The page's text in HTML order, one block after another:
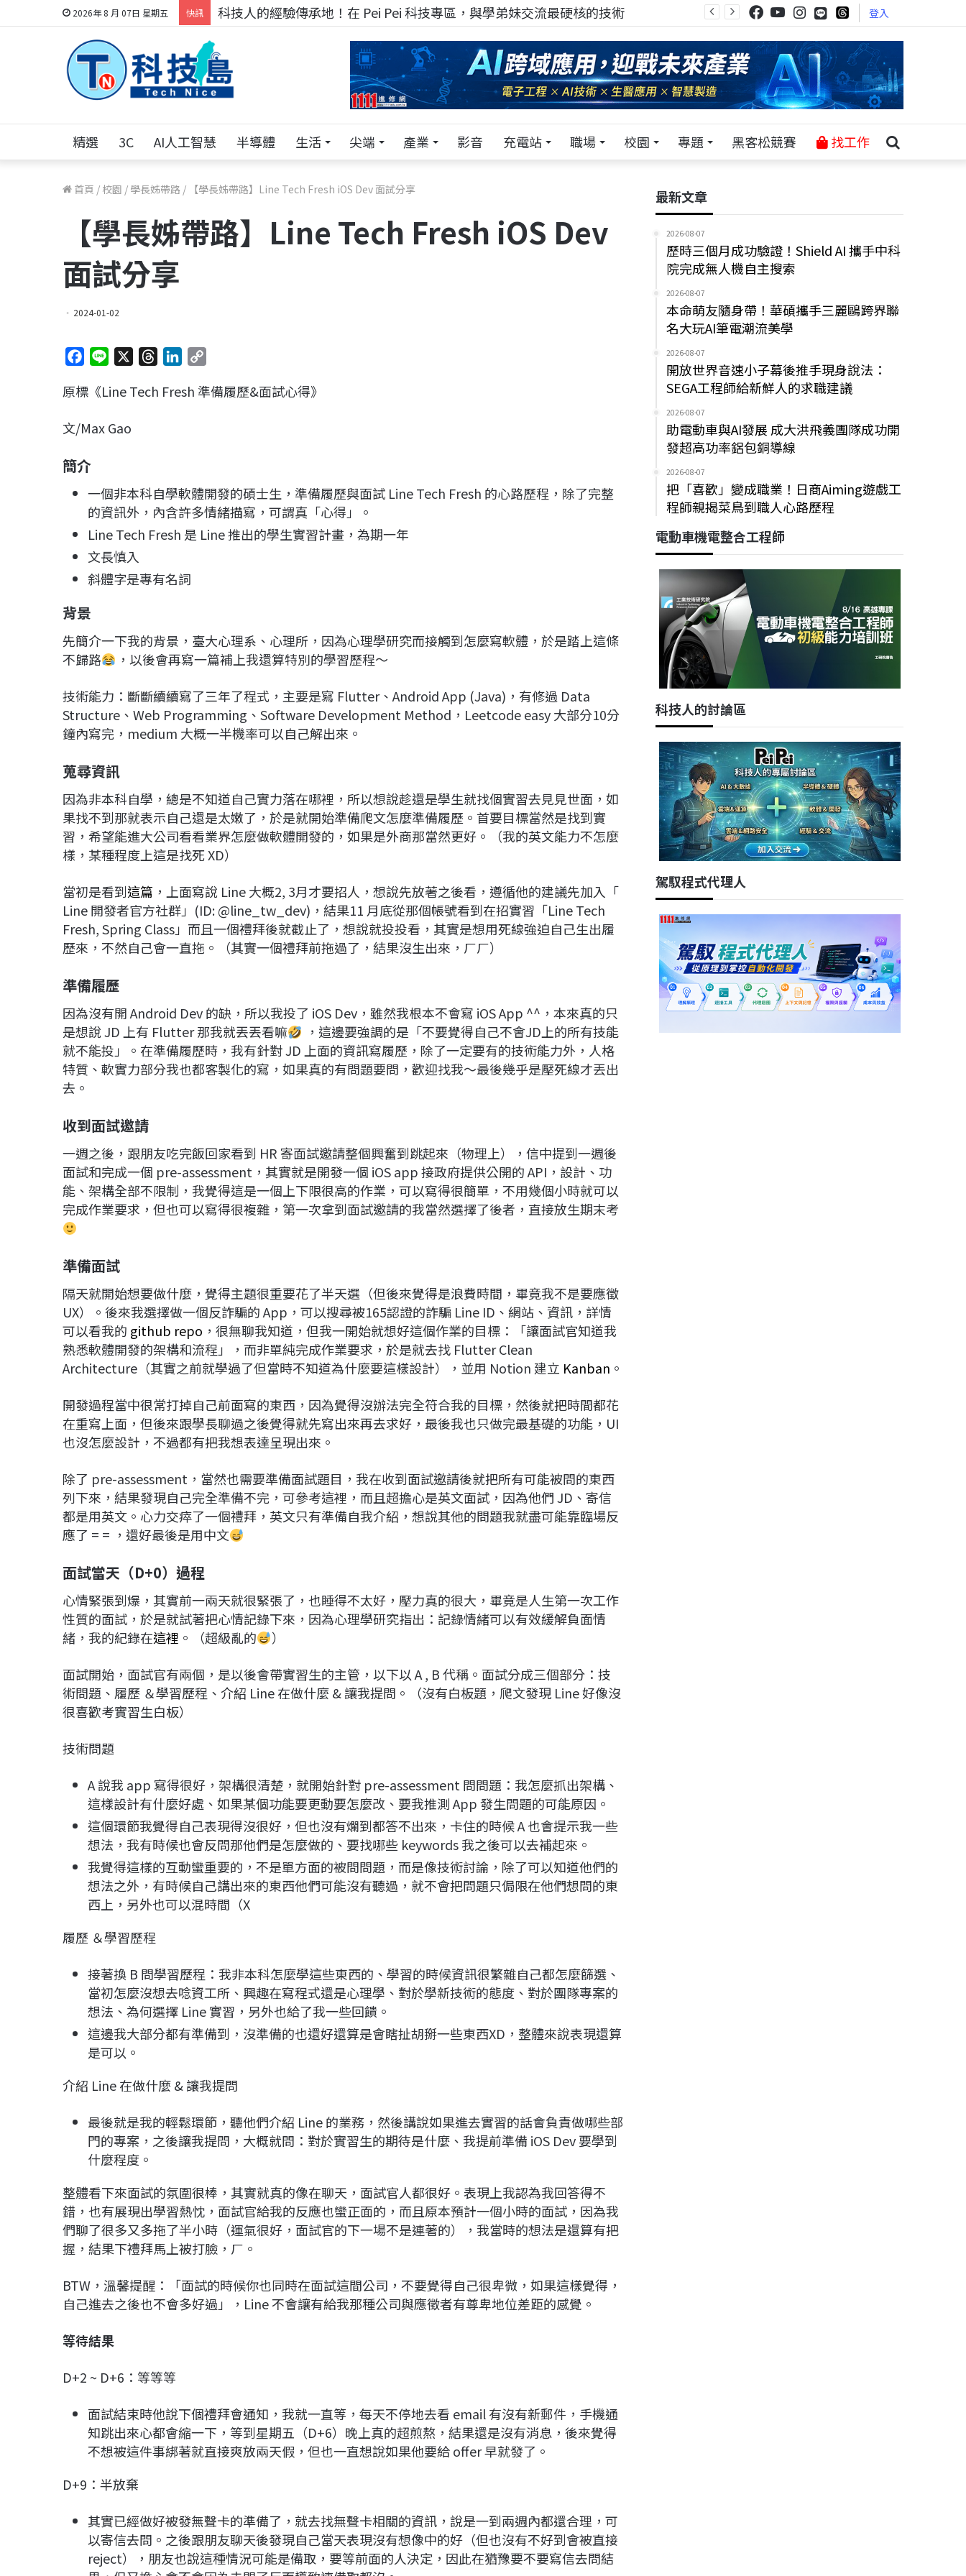
2026年 8 月 07日 星期五 快訊 科技人的經驗傳承地！在 Pei Pei 科技專區，與學弟妹交流最硬核的技術 登入
精選 3C AI人工智慧 半導體 生活 尖端 產業 影音 充電站 職場 校園 專題 黑客松競賽 找工作
首頁 / 校園 / 學長姊帶路 / 【學長姊帶路】Line Tech Fresh iOS Dev 面試分享
【學長姊帶路】Line Tech Fresh iOS Dev
面試分享
2024-01-02
c
b
o
n
r
n
n
p
k
原標《Line Tech Fresh 準備履歷&面試心得》
文/Max Gao
簡介
一個非本科自學軟體開發的碩士生，準備履歷與面試 Line Tech Fresh 的心路歷程，除了完整
的資訊外，內含許多情緒描寫，可謂真「心得」。
Line Tech Fresh 是 Line 推出的學生實習計畫，為期一年
文長慎入
斜體字是專有名詞
背景
先簡介一下我的背景，臺大心理系、心理所，因為心理學研究而接觸到怎麼寫軟體，於是踏上這條
不歸路
，以後會再寫一篇補上我還算特別的學習歷程～
技術能力：斷斷續續寫了三年了程式，主要是寫 Flutter、Android App (Java)，有修過 Data
Structure、Web Programming、Software Development Method，Leetcode easy 大部分10分
鐘內寫完，medium 大概一半機率可以自己解出來。
蒐尋資訊
因為非本科自學，總是不知道自己實力落在哪裡，所以想說趁還是學生就找個實習去見見世面，如
果找不到那就表示自己還是太嫩了，於是就開始準備爬文怎麼準備履歷。首要目標當然是找到實
習，希望能進大公司看看業界怎麼做軟體開發的，如果是外商那當然更好。（我的英文能力不怎麼
樣，某種程度上這是找死 XD）
當初是看到這篇 ，上面寫說 Line 大概2, 3月才要招人，想說先放著之後看，遵循他的建議先加入「
Line 開發者官方社群」(ID: @line_tw_dev)，結果11 月底從那個帳號看到在招實習「Line Tech
Fresh, Spring Class」而且一個禮拜後就截止了，想說就投投看，其實是想用死線強迫自己生出履
歷來，不然自己會一直拖。（其實一個禮拜前拖過了，結果沒生出來，ㄏㄏ）
準備履歷
因為沒有開 Android Dev 的缺，所以我投了 iOS Dev，雖然我根本不會寫 iOS App ^^，本來真的只
是想說 JD 上有 Flutter 那我就丟丟看嘛
，這邊要強調的是「不要覺得自己不會JD上的所有技能
就不能投」。在準備履歷時，我有針對 JD 上面的資訊寫履歷，除了一定要有的技術能力外，人格
特質、軟實力部分我也都客製化的寫，如果真的有問題要問，歡迎找我～最後幾乎是壓死線才丟出
去。
收到面試邀請
一週之後，跟朋友吃完飯回家看到 HR 寄面試邀請整個興奮到跳起來（物理上），信中提到一週後
面試和完成一個 pre-assessment，其實就是開發一個 iOS app 接政府提供公開的 API，設計、功
能、架構全部不限制，我覺得這是一個上下限很高的作業，可以寫得很簡單，不用幾個小時就可以
完成作業要求，但也可以寫得很複雜，第一次拿到面試邀請的我當然選擇了後者，直接放生期末考
準備面試
隔天就開始想要做什麼，覺得主題很重要花了半天選（但後來覺得是浪費時間，畢竟我不是要應徵
UX）。後來我選擇做一個反詐騙的 App，可以搜尋被165認證的詐騙 Line ID、網站、資訊，詳情
可以看我的 github repo ，很無聊我知道，但我一開始就想好這個作業的目標：「讓面試官知道我
熟悉軟體開發的架構和流程」，而非單純完成作業要求，於是就去找 Flutter Clean
Architecture（其實之前就學過了但當時不知道為什麼要這樣設計），並用 Notion 建立 Kanban 。
開發過程當中很常打掉自己前面寫的東西，因為覺得沒辦法完全符合我的目標，然後就把時間都花
在重寫上面，但後來跟學長聊過之後覺得就先寫出來再去求好，最後我也只做完最基礎的功能，UI
也沒怎麼設計，不過都有把我想表達呈現出來。
除了 pre-assessment，當然也需要準備面試題目，我在收到面試邀請後就把所有可能被問的東西
列下來，結果發現自己完全準備不完，可參考這裡，而且超擔心是英文面試，因為他們 JD、寄信
都是用英文。心力交瘁了一個禮拜，英文只有準備自我介紹，想說其他的問題我就盡可能靠臨場反
應了 = = ，還好最後是用中文
面試當天（D+0）過程
心情緊張到爆，其實前一兩天就很緊張了，也睡得不太好，壓力真的很大，畢竟是人生第一次工作
性質的面試，於是就試著把心情記錄下來，因為心理學研究指出：記錄情緒可以有效緩解負面情
緒，我的紀錄在這裡 。（超級亂的
）
面試開始，面試官有兩個，是以後會帶實習生的主管，以下以 A , B 代稱。面試分成三個部分：技
術問題、履歷 ＆學習歷程、介紹 Line 在做什麼 & 讓我提問。（沒有白板題，爬文發現 Line 好像沒
很喜歡考實習生白板）
技術問題
A 說我 app 寫得很好，架構很清楚，就開始針對 pre-assessment 問問題：我怎麼抓出架構、
這樣設計有什麼好處、如果某個功能要更動要怎麼改、要我推測 App 發生問題的可能原因。
這個環節我覺得自己表現得沒很好，但也沒有爛到都答不出來，卡住的時候 A 也會提示我一些
想法，我有時候也會反問那他們是怎麼做的、要找哪些 keywords 我之後可以去補起來。
我覺得這樣的互動蠻重要的，不是單方面的被問問題，而是像技術討論，除了可以知道他們的
想法之外，有時候自己講出來的東西他們可能沒有聽過，就不會把問題只侷限在他們想問的東
西上，另外也可以混時間（X
履歷 ＆學習歷程
接著換 B 問學習歷程：我非本科怎麼學這些東西的、學習的時候資訊很繁雜自己都怎麼篩選、
當初怎麼沒想去唸資工所、興趣在寫程式還是心理學、對於學新技術的態度、對於團隊專案的
想法、為何選擇 Line 實習，另外也給了我一些回饋。
這邊我大部分都有準備到，沒準備的也還好還算是會瞎扯胡掰一些東西XD，整體來說表現還算
是可以。
介紹 Line 在做什麼 & 讓我提問
最後就是我的輕鬆環節，聽他們介紹 Line 的業務，然後講說如果進去實習的話會負責做哪些部
門的專案，之後讓我提問，大概就問：對於實習生的期待是什麼、我提前準備 iOS Dev 要學到
什麼程度。
整體看下來面試的氛圍很棒，其實就真的像在聊天，面試官人都很好。表現上我認為我回答得不
錯，也有展現出學習熱忱，面試官給我的反應也蠻正面的，而且原本預計一個小時的面試，因為我
們聊了很多又多拖了半小時（運氣很好，面試官的下一場不是連著的），我當時的想法是還算有把
握，結果下禮拜馬上被打臉，ㄏ。
BTW，溫馨提醒：「面試的時候你也同時在面試這間公司，不要覺得自己很卑微，如果這樣覺得，
自己進去之後也不會多好過」，Line 不會讓有給我那種公司與應徵者有尊卑地位差距的感覺。
等待結果
D+2 ~ D+6：等等等
面試結束時他說下個禮拜會通知，我就一直等，每天不停地去看 email 有沒有新郵件，手機通
知跳出來心都會縮一下，等到星期五（D+6）晚上真的超煎熬，結果還是沒有消息，後來覺得
不想被這件事綁著就直接爽放兩天假，但也一直想說如果他要給 offer 早就發了。
D+9：半放棄
其實已經做好被發無聲卡的準備了，就去找無聲卡相關的資訊，說是一到兩週內都還合理，可
以寄信去問。之後跟朋友聊天後發現自己當天表現沒有想像中的好（但也沒有不好到會被直接
reject），朋友也說這種情況可能是備取，要等前面的人決定，因此在猶豫要不要寫信去問結
最新文章
2026-08-07
歷時三個月成功驗證！Shield AI 攜手中科
院完成無人機自主搜索
2026-08-07
本命萌友隨身帶！華碩攜手三麗鷗跨界聯
名大玩AI筆電潮流美學
2026-08-07
開放世界音速小子幕後推手現身說法：
SEGA工程師給新鮮人的求職建議
2026-08-07
助電動車與AI發展 成大洪飛義團隊成功開
發超高功率鋁包銅導線
2026-08-07
把「喜歡」變成職業！日商Aiming遊戲工
程師親揭菜鳥到職人心路歷程
電動車機電整合工程師
科技人的討論區
駕馭程式代理人